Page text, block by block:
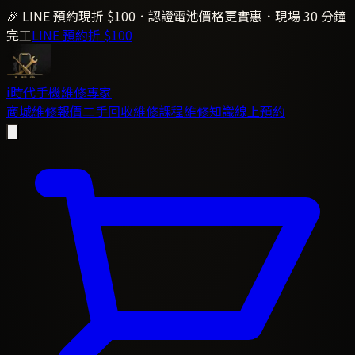
🎉 LINE 預約現折 $100．認證電池價格更實惠．現場 30 分鐘
完工LINE 預約折 $100
i時代手機維修專家
商城維修報價二手回收維修課程維修知識線上預約